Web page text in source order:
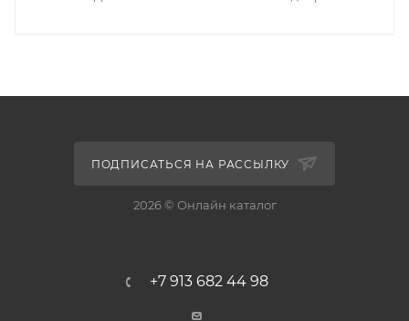
ПОДПИСАТЬСЯ НА РАССЫЛКУ
2026 © Онлайн каталог
+7 913 682 44 98